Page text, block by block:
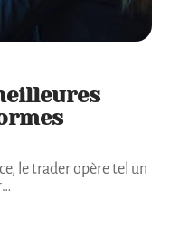
le trader opère tel un
…